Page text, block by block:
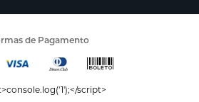
de Pagamento
script>